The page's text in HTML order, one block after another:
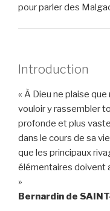
pour parler des
Introduction
« À Dieu ne plaise
vouloir y rassembler
profonde et plus vaste
dans le cours de sa
que les principaux
élémentaires doivent
»
Bernardin de